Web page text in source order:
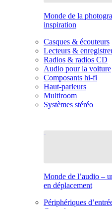
Monde de la
inspiration
Casques & écouteurs
Lecteurs &
Radios & radios CD
Audio pour la voiture
Composants hi-fi
Haut-parleurs
Multiroom
Systèmes stéréo
Monde de l’audio –
en déplacement
Périphériques